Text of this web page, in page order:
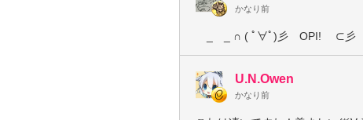
かなり前
_ _ ∩ ( ﾟ∀ﾟ)彡 OPI! ⊂彡
U.N.Owen
かなり前